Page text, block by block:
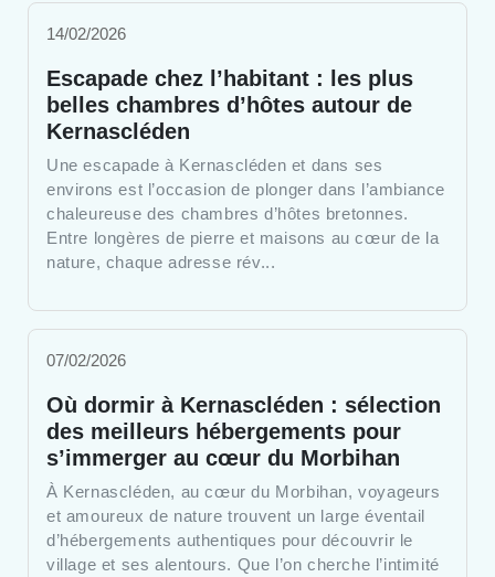
14/02/2026
Escapade chez l’habitant : les plus
belles chambres d’hôtes autour de
Kernascléden
Une escapade à Kernascléden et dans ses
environs est l’occasion de plonger dans l’ambiance
chaleureuse des chambres d’hôtes bretonnes.
Entre longères de pierre et maisons au cœur de la
nature, chaque adresse rév...
07/02/2026
Où dormir à Kernascléden : sélection
des meilleurs hébergements pour
s’immerger au cœur du Morbihan
À Kernascléden, au cœur du Morbihan, voyageurs
et amoureux de nature trouvent un large éventail
d’hébergements authentiques pour découvrir le
village et ses alentours. Que l’on cherche l’intimité